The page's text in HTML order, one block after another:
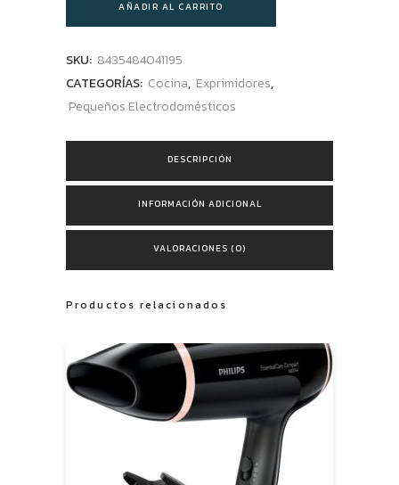
AÑADIR AL CARRITO
SKU: 8435484041195
CATEGORÍAS: Cocina, Exprimidores,
Pequeños Electrodomésticos
DESCRIPCIÓN
INFORMACIÓN ADICIONAL
VALORACIONES (0)
Productos relacionados